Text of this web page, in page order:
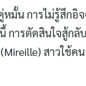
มั้น การไม่รู้สึกอิ
การตัดสินใจสู้กลับ
สาวใช้คน